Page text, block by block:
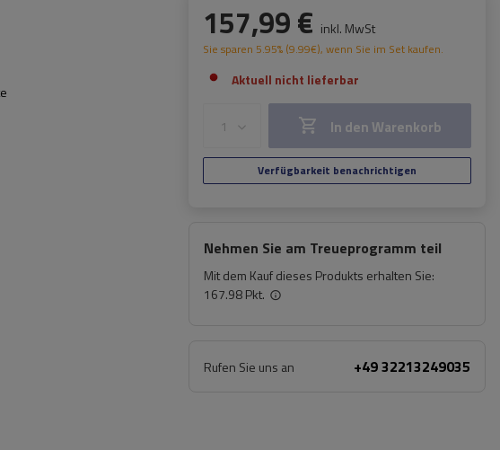
157,99 € inkl. MwSt
Sie sparen 5.95% (9.99€), wenn Sie im Set kaufen.
Aktuell nicht lieferbar
In den Warenkorb
Verfügbarkeit benachrichtigen
Nehmen Sie am Treueprogramm teil
Mit dem Kauf dieses Produkts erhalten Sie:
167.98 Pkt.
Rufen Sie uns an +49 32213249035